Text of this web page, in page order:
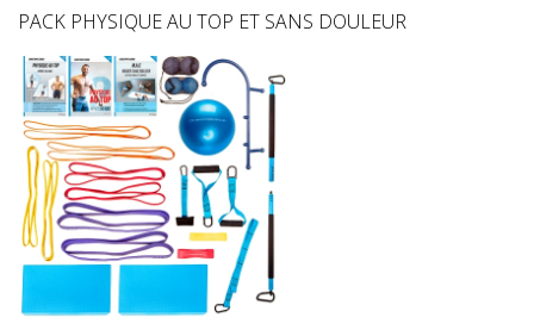
PACK PHYSIQUE AU TOP ET SANS DOULEUR